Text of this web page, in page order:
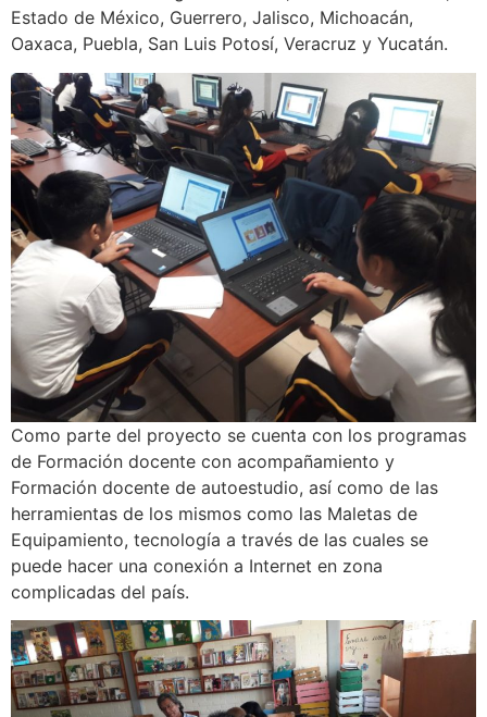
Estado de México, Guerrero, Jalisco, Michoacán,
Oaxaca, Puebla, San Luis Potosí, Veracruz y Yucatán.
Como parte del proyecto se cuenta con los programas
de Formación docente con acompañamiento y
Formación docente de autoestudio, así como de las
herramientas de los mismos como las Maletas de
Equipamiento, tecnología a través de las cuales se
puede hacer una conexión a Internet en zona
complicadas del país.